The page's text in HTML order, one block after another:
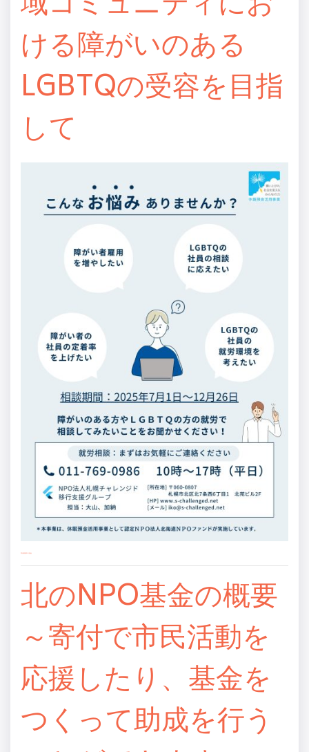
ける障がいのある
LGBTQの受容を目指
して
寄付募集中の基金
北のNPO基金の概要
～寄付で市民活動を
応援したり、基金を
つくって助成を行う